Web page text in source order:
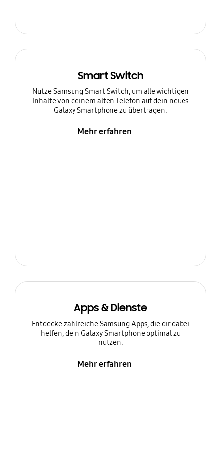
Smart Switch
Nutze Samsung Smart Switch, um alle wichtigen
Inhalte von deinem alten Telefon auf dein neues
Galaxy Smartphone zu übertragen.
Mehr erfahren
Apps & Dienste
Entdecke zahlreiche Samsung Apps, die dir dabei
helfen, dein Galaxy Smartphone optimal zu
nutzen.
Mehr erfahren